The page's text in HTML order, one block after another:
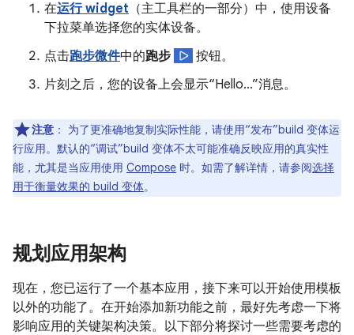
在运行 widget （主工具栏的一部分）中，使用设备
下拉菜单选择您的实体设备。
点击跑步微件中的跑步
按钮。
片刻之后，您的设备上会显示“Hello…”消息。
注意 ：
为了更准确地复制实际性能，请使用“发布”build 变体运
行应用。默认的“调试”build 变体不太可能准确反映应用的真实性
能，尤其是当应用使用 Compose 时。如需了解详情，请参阅选择
用于衡量效果的 build 变体。
规划应用架构
现在，您已运行了一个基本应用，接下来可以开始使用模板
以外的功能了。在开始添加新功能之前，最好先考虑一下将
影响应用的关键架构决策。以下部分将探讨一些需要考虑的